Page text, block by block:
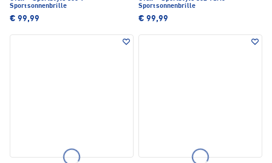
Sportsonnenbrille
€ 99,99
Sportsonnenbrille
€ 99,99